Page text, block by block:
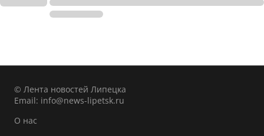
© Лента новостей Липецка
Email: info@news-lipetsk.ru
О нас